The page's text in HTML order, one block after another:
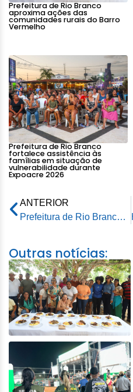
Prefeitura de Rio Branco
aproxima ações das
comunidades rurais do Barro
Vermelho
Prefeitura de Rio Branco
fortalece assistência às
famílias em situação de
vulnerabilidade durante
Expoacre 2026
ANTERIOR
Prefeitura de Rio Branco intensifica manutenção viária no bairro Raimundo Melo
Outras notícias: